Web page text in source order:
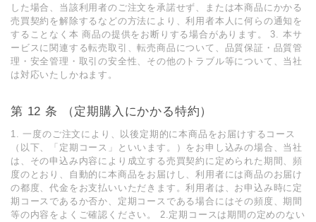
した場合、当該利⽤者のご注⽂を承諾せず、または本商品にかかる
売買契約を解除するなどの⽅法により、利⽤者本⼈に何らの通知を
することなく本 商品の提供をお断りする場合があります。 3. 本サ
ービスに関連する転売取引、転売商品について、品質保証・品質管
理・安全管理・取引の安全性、その他のトラブル等について、当社
は対応いたしかねます。
第 12 条 （定期購⼊にかかる特約）
1. ⼀度のご注⽂により、以後定期的に本商品をお届けするコース
（以下、「定期コース」といいます。）をお申し込みの場合、当社
は、その申込み内容により成⽴する売買契約に定められた期間、頻
度のとおり、⾃動的に本商品をお届けし、利⽤者には商品のお届け
の都度、代⾦をお⽀払いいただきます。利⽤者は、お申込み時に定
期コースであるか否か、定期コースである場合にはその頻度、期間
等の内容をよくご確認ください。 2.定期コースは期間の定めのない